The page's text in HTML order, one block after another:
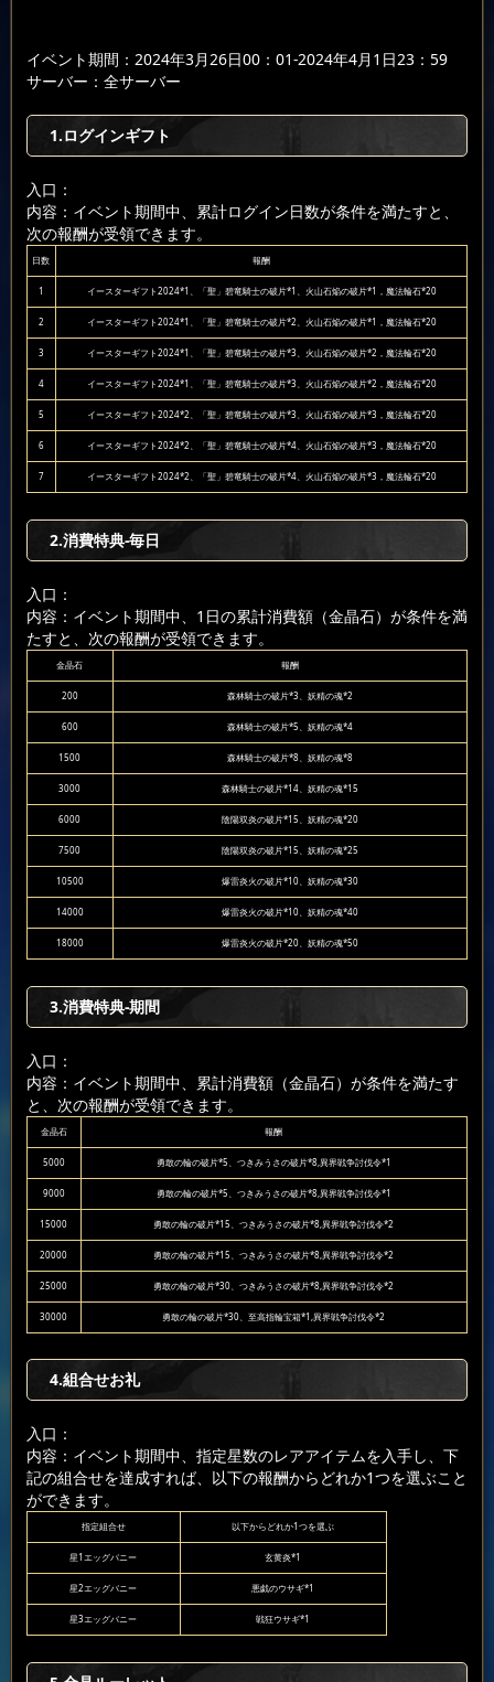
イベント期間：2024年3月26日00：01-2024年4月1日23：59
サーバー：全サーバー
1.ログインギフト
入口：
内容：イベント期間中、累計ログイン日数が条件を満たすと、
次の報酬が受領できます。
日数 報酬
1 イースターギフト2024*1、「聖」碧竜騎士の破片*1、火山石焔の破片*1，魔法輪石*20
2 イースターギフト2024*1、「聖」碧竜騎士の破片*2、火山石焔の破片*1，魔法輪石*20
3 イースターギフト2024*1、「聖」碧竜騎士の破片*3、火山石焔の破片*2，魔法輪石*20
4 イースターギフト2024*1、「聖」碧竜騎士の破片*3、火山石焔の破片*2，魔法輪石*20
5 イースターギフト2024*2、「聖」碧竜騎士の破片*3、火山石焔の破片*3，魔法輪石*20
6 イースターギフト2024*2、「聖」碧竜騎士の破片*4、火山石焔の破片*3，魔法輪石*20
7 イースターギフト2024*2、「聖」碧竜騎士の破片*4、火山石焔の破片*3，魔法輪石*20
2.消費特典-毎日
入口：
内容：イベント期間中、1日の累計消費額（金晶石）が条件を満
たすと、次の報酬が受領できます。
金晶石 報酬
200 森林騎士の破片*3、妖精の魂*2
600 森林騎士の破片*5、妖精の魂*4
1500 森林騎士の破片*8、妖精の魂*8
3000 森林騎士の破片*14、妖精の魂*15
6000 陰陽双炎の破片*15、妖精の魂*20
7500 陰陽双炎の破片*15、妖精の魂*25
10500 爆雷炎火の破片*10、妖精の魂*30
14000 爆雷炎火の破片*10、妖精の魂*40
18000 爆雷炎火の破片*20、妖精の魂*50
3.消費特典-期間
入口：
内容：イベント期間中、累計消費額（金晶石）が条件を満たす
と、次の報酬が受領できます。
金晶石 報酬
5000 勇敢の輪の破片*5、つきみうさの破片*8,異界戦争討伐令*1
9000 勇敢の輪の破片*5、つきみうさの破片*8,異界戦争討伐令*1
15000 勇敢の輪の破片*15、つきみうさの破片*8,異界戦争討伐令*2
20000 勇敢の輪の破片*15、つきみうさの破片*8,異界戦争討伐令*2
25000 勇敢の輪の破片*30、つきみうさの破片*8,異界戦争討伐令*2
30000 勇敢の輪の破片*30、至高指輪宝箱*1,異界戦争討伐令*2
4.組合せお礼
入口：
内容：イベント期間中、指定星数のレアアイテムを入手し、下
記の組合せを達成すれば、以下の報酬からどれか1つを選ぶこと
ができます。
指定組合せ 以下からどれか1つを選ぶ
星1エッグバニー 玄黄炎*1
星2エッグバニー 悪戯のウサギ*1
星3エッグバニー 戦狂ウサギ*1